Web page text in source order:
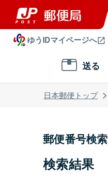
ゆうIDマイページへ
送る
日本郵便トップ
郵便番号検索
検索結果